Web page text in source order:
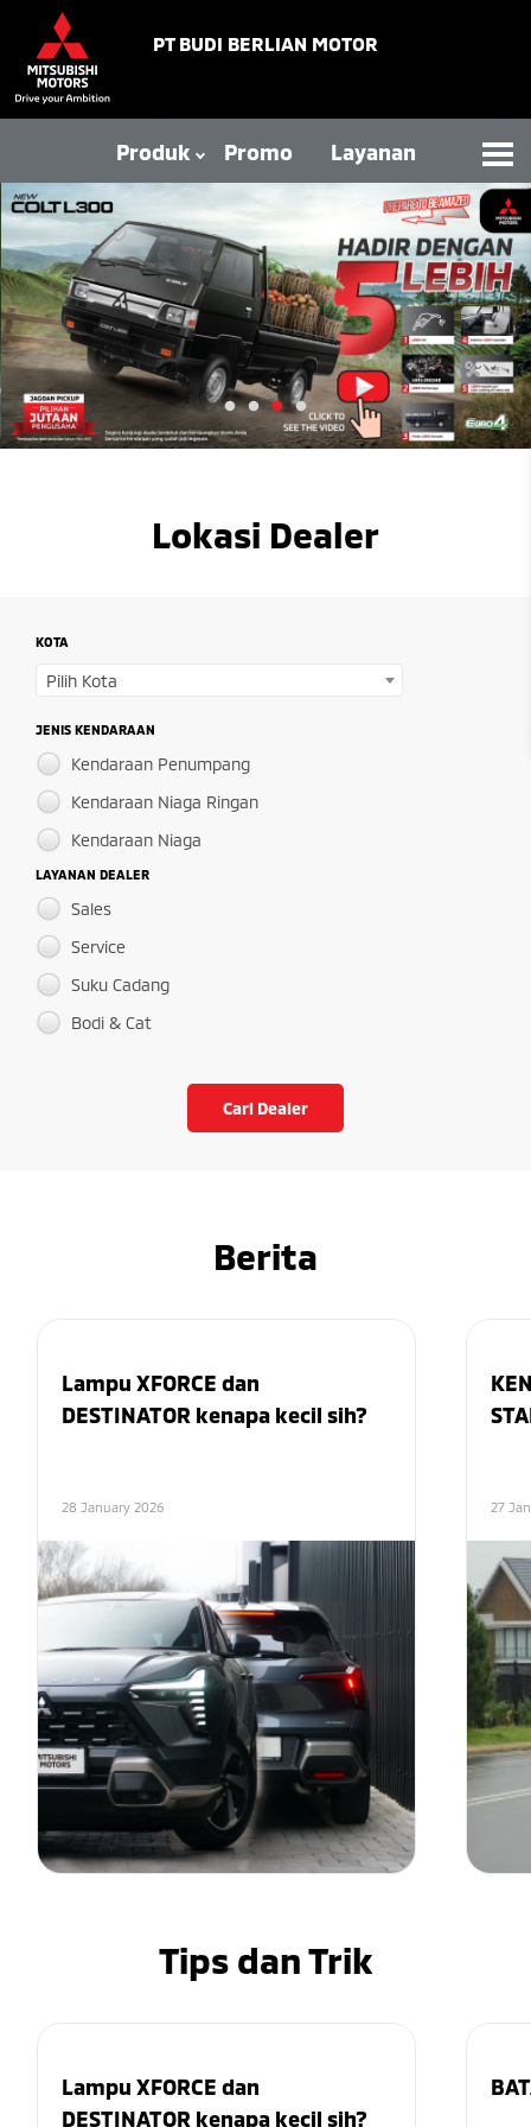
PT BUDI BERLIAN MOTOR
Produk Promo Layanan
Lokasi Dealer
KOTA
Pilih Kota
JENIS KENDARAAN
Kendaraan Penumpang
Kendaraan Niaga Ringan
Kendaraan Niaga
LAYANAN DEALER
Sales
Service
Suku Cadang
Bodi & Cat
Cari Dealer
Berita
Lampu XFORCE dan
DESTINATOR kenapa kecil sih?
28 January 2026 27
Tips dan Trik
Lampu XFORCE dan
DESTINATOR kenapa kecil sih?